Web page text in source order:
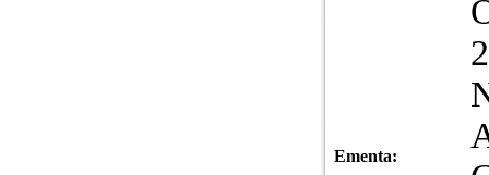
Ementa: